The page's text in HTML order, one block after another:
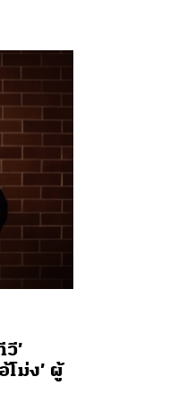
’
ม่ง’ ผู้